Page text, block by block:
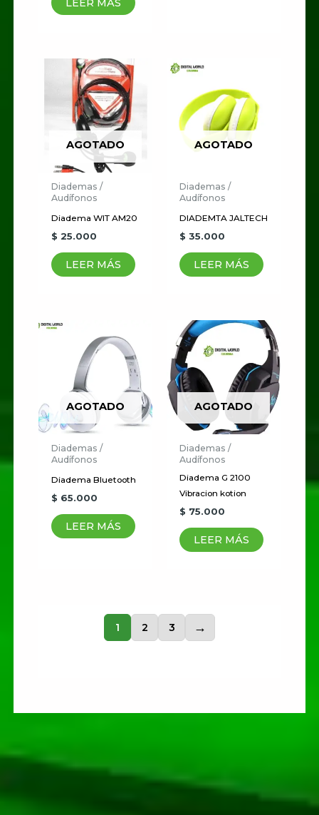
LEER MÁS
AGOTADO
Diademas /
Audífonos
Diadema WIT AM20
$ 25.000
LEER MÁS
AGOTADO
Diademas /
Audífonos
DIADEMTA JALTECH
$ 35.000
LEER MÁS
AGOTADO
Diademas /
Audífonos
Diadema Bluetooth
$ 65.000
LEER MÁS
AGOTADO
Diademas /
Audífonos
Diadema G 2100
Vibracion kotion
$ 75.000
LEER MÁS
1 2 3 →